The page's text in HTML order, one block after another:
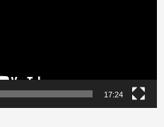
17:24